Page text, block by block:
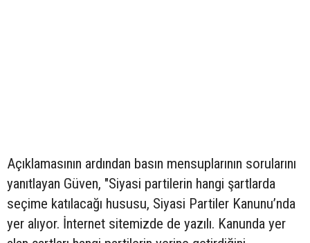
Açıklamasının ardından basın mensuplarının sorularını
yanıtlayan Güven, "Siyasi partilerin hangi şartlarda
seçime katılacağı hususu, Siyasi Partiler Kanunu’nda
yer alıyor. İnternet sitemizde de yazılı. Kanunda yer